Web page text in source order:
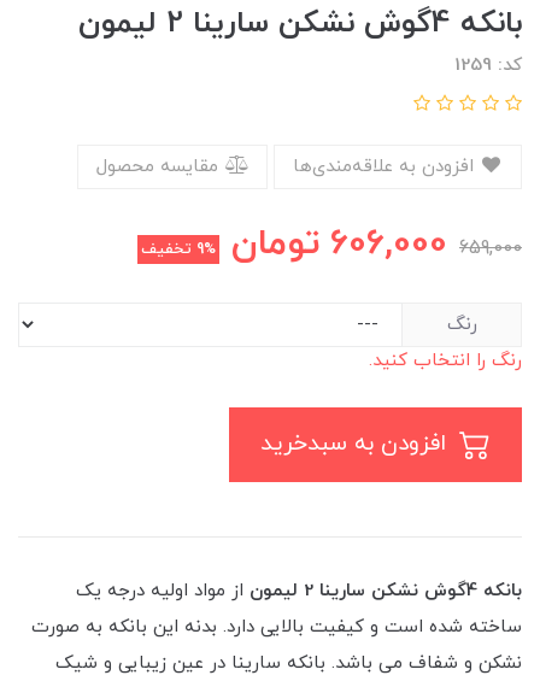
بانکه 4گوش نشکن سارینا 2 لیمون
کد: 1259
مقایسه محصول
659,000
606,000 تومان 9% تخفیف
رنگ
رنگ را انتخاب کنید.
بانکه 4گوش نشکن سارینا 2 لیمون
از مواد اولیه درجه یک
ساخته شده است و کیفیت بالایی دارد. بدنه این بانکه به صورت
نشکن و شفاف می باشد. بانکه سارینا در عین زیبایی و شیک